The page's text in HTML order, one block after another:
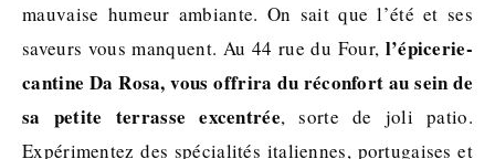
mauvaise humeur ambiante. On sait que l’été et ses
saveurs vous manquent. Au 44 rue du Four, l’épicerie-
cantine Da Rosa, vous offrira du réconfort au sein de
sa petite terrasse excentrée, sorte de joli patio.
Expérimentez des spécialités italiennes, portugaises et